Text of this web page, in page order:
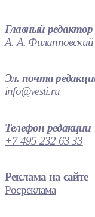
Главный редактор
А. А. Филипповский
Эл. почта
info@vesti.ru
Телефон редакции
+7 495 232 63 33
Реклама на сайте
Росреклама